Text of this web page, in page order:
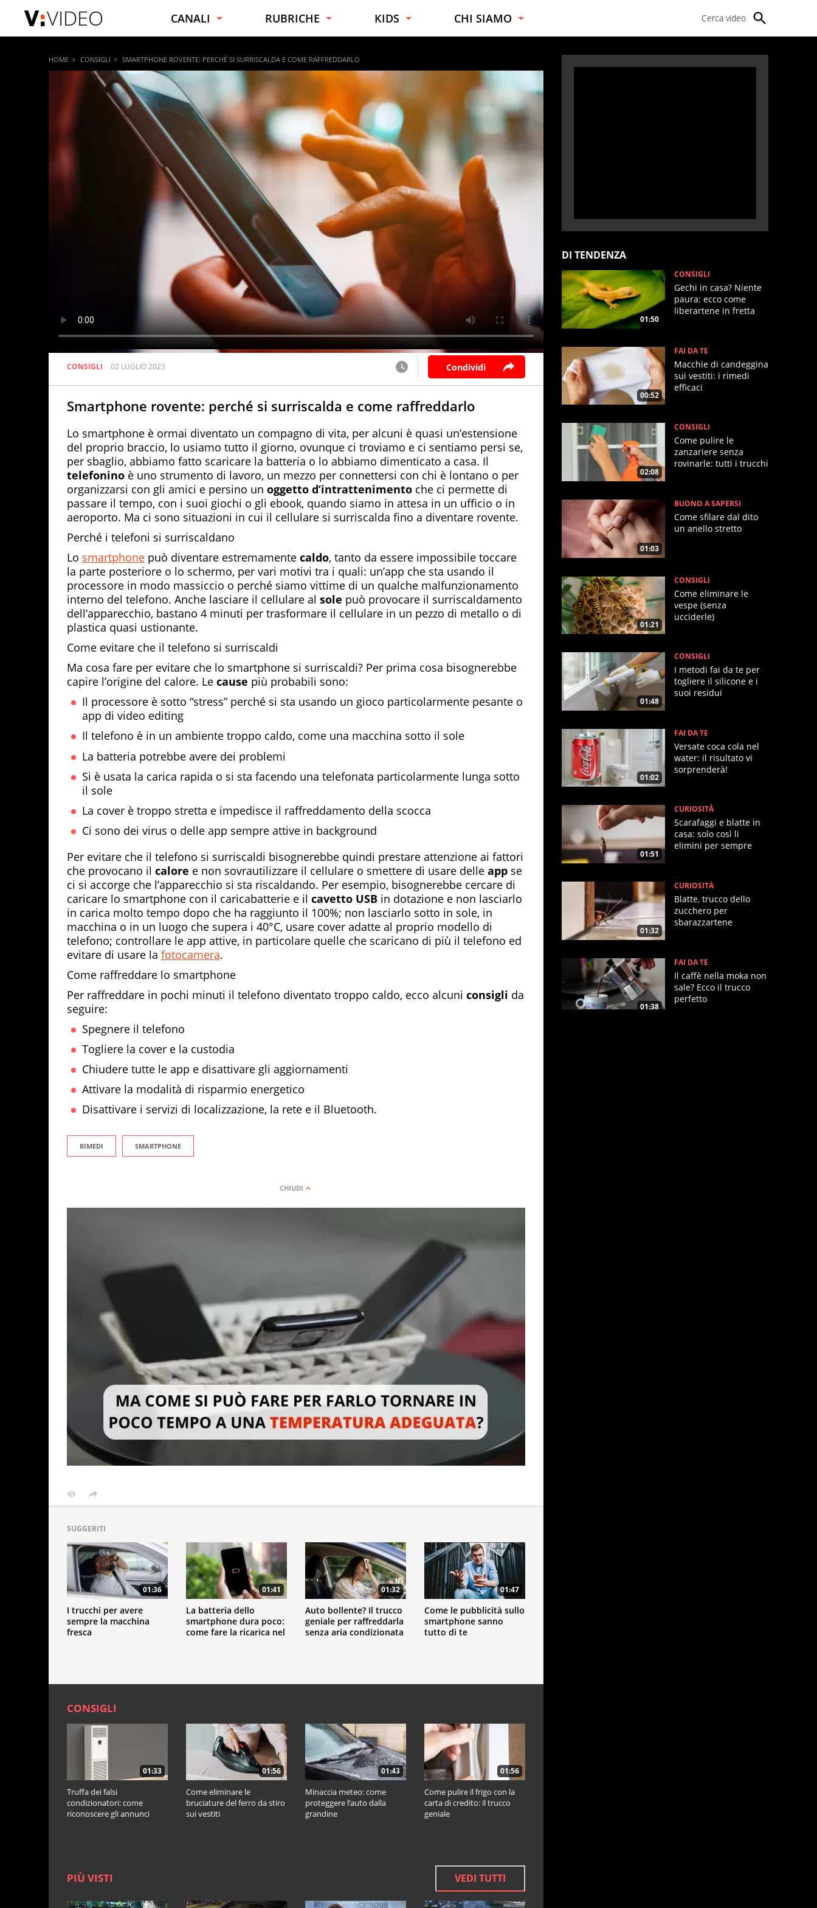
VIDEO CANALI
NOTIZIE
VIRALI
SPORT
INTRATTENIMENTO
SPETTACOLI E VIP
TECNOLOGIA
MOTORI
RUBRICHE
CURIOSITÀ
CONSIGLI
BUONO A SAPERSI
CUCINA
SALUTE
KIDS
BAMBINI
RAGAZZI
CHI SIAMO Cerca video
HOME CONSIGLI SMARTPHONE ROVENTE: PERCHÉ SI SURRISCALDA E COME RAFFREDDARLO
CONSIGLI 02 LUGLIO 2023 Condividi
Smartphone rovente: perché si surriscalda e come raffreddarlo
Lo smartphone è ormai diventato un compagno di vita, per alcuni è quasi un’estensione
del proprio braccio, lo usiamo tutto il giorno, ovunque ci troviamo e ci sentiamo persi se,
per sbaglio, abbiamo fatto scaricare la batteria o lo abbiamo dimenticato a casa. Il
telefonino è uno strumento di lavoro, un mezzo per connettersi con chi è lontano o per
organizzarsi con gli amici e persino un oggetto d’intrattenimento che ci permette di
passare il tempo, con i suoi giochi o gli ebook, quando siamo in attesa in un ufficio o in
aeroporto. Ma ci sono situazioni in cui il cellulare si surriscalda fino a diventare rovente.
Perché i telefoni si surriscaldano
Lo smartphone può diventare estremamente caldo, tanto da essere impossibile toccare
la parte posteriore o lo schermo, per vari motivi tra i quali: un’app che sta usando il
processore in modo massiccio o perché siamo vittime di un qualche malfunzionamento
interno del telefono. Anche lasciare il cellulare al sole può provocare il surriscaldamento
dell’apparecchio, bastano 4 minuti per trasformare il cellulare in un pezzo di metallo o di
plastica quasi ustionante.
Come evitare che il telefono si surriscaldi
Ma cosa fare per evitare che lo smartphone si surriscaldi? Per prima cosa bisognerebbe
capire l’origine del calore. Le cause più probabili sono:
Il processore è sotto “stress” perché si sta usando un gioco particolarmente pesante o
app di video editing
Il telefono è in un ambiente troppo caldo, come una macchina sotto il sole
La batteria potrebbe avere dei problemi
Si è usata la carica rapida o si sta facendo una telefonata particolarmente lunga sotto
il sole
La cover è troppo stretta e impedisce il raffreddamento della scocca
Ci sono dei virus o delle app sempre attive in background
Per evitare che il telefono si surriscaldi bisognerebbe quindi prestare attenzione ai fattori
che provocano il calore e non sovrautilizzare il cellulare o smettere di usare delle app se
ci si accorge che l’apparecchio si sta riscaldando. Per esempio, bisognerebbe cercare di
caricare lo smartphone con il caricabatterie e il cavetto USB in dotazione e non lasciarlo
in carica molto tempo dopo che ha raggiunto il 100%; non lasciarlo sotto in sole, in
macchina o in un luogo che supera i 40°C, usare cover adatte al proprio modello di
telefono; controllare le app attive, in particolare quelle che scaricano di più il telefono ed
evitare di usare la fotocamera.
Come raffreddare lo smartphone
Per raffreddare in pochi minuti il telefono diventato troppo caldo, ecco alcuni consigli da
seguire:
Spegnere il telefono
Togliere la cover e la custodia
Chiudere tutte le app e disattivare gli aggiornamenti
Attivare la modalità di risparmio energetico
Disattivare i servizi di localizzazione, la rete e il Bluetooth.
RIMEDI SMARTPHONE
SUGGERITI
01:36
I trucchi per avere
sempre la macchina
fresca
01:41
La batteria dello
smartphone dura poco:
come fare la ricarica nel
01:32
Auto bollente? Il trucco
geniale per raffreddarla
senza aria condizionata
01:47
Come le pubblicità sullo
smartphone sanno
tutto di te
CONSIGLI
01:33
Truffa dei falsi
condizionatori: come
riconoscere gli annunci
01:56
Come eliminare le
bruciature del ferro da stiro
sui vestiti
01:43
Minaccia meteo: come
proteggere l’auto dalla
grandine
01:56
Come pulire il frigo con la
carta di credito: il trucco
geniale
PIÙ VISTI VEDI TUTTI
DI TENDENZA
01:50
CONSIGLI
Gechi in casa? Niente
paura: ecco come
liberartene in fretta
00:52
FAI DA TE
Macchie di candeggina
sui vestiti: i rimedi
efficaci
02:08
CONSIGLI
Come pulire le
zanzariere senza
rovinarle: tutti i trucchi
01:03
BUONO A SAPERSI
Come sfilare dal dito
un anello stretto
01:21
CONSIGLI
Come eliminare le
vespe (senza
ucciderle)
01:48
CONSIGLI
I metodi fai da te per
togliere il silicone e i
suoi residui
01:02
FAI DA TE
Versate coca cola nel
water: il risultato vi
sorprenderà!
01:51
CURIOSITÀ
Scarafaggi e blatte in
casa: solo così li
elimini per sempre
01:32
CURIOSITÀ
Blatte, trucco dello
zucchero per
sbarazzartene
01:38
FAI DA TE
Il caffè nella moka non
sale? Ecco il trucco
perfetto